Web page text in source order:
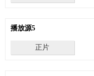
播放源5
正片